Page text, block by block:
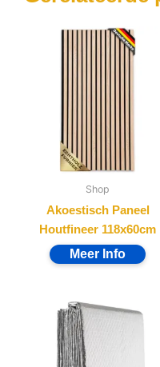
Shop
Akoestisch Paneel
Houtfineer 118x60cm